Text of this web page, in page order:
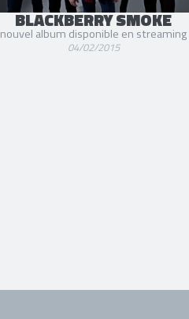
BLACKBERRY SMOKE
nouvel album disponible en streaming
04/02/2015